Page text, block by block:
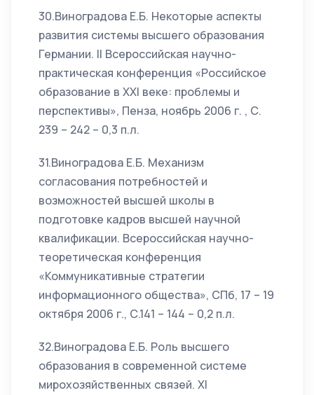
30.Виноградова Е.Б. Некоторые аспекты
развития системы высшего образования
Германии. II Всероссийская научно-
практическая конференция «Российское
образование в XXI веке: проблемы и
перспективы», Пенза, ноябрь 2006 г. , С.
239 – 242 – 0,3 п.л.
31.Виноградова Е.Б. Механизм
согласования потребностей и
возможностей высшей школы в
подготовке кадров высшей научной
квалификации. Всероссийская научно-
теоретическая конференция
«Коммуникативные стратегии
информационного общества», СПб, 17 – 19
октября 2006 г., С.141 – 144 – 0,2 п.л.
32.Виноградова Е.Б. Роль высшего
образования в современной системе
мирохозяйственных связей. XI